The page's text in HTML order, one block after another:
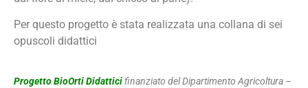
Per questo progetto è stata realizzata una collana di sei
opuscoli didattici
Progetto BioOrti Didatticifinanziato del Dipartimento Agricoltura –